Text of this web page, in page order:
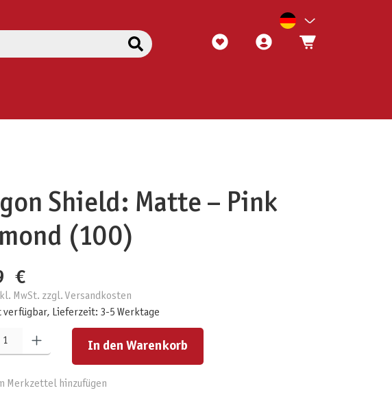
Shield: Matte – Pink
(100)
€
MwSt. zzgl. Versandkosten
verfügbar, Lieferzeit: 3-5 Werktage
Gib den gewünschten Wert ein oder benutze die Schaltflächen um die Anzahl zu erhöhen oder zu reduzieren.
In den Warenkorb
Merkzettel hinzufügen